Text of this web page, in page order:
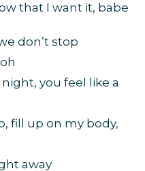
that I want it, babe
don’t stop
you feel like a
fill up on my body,
away